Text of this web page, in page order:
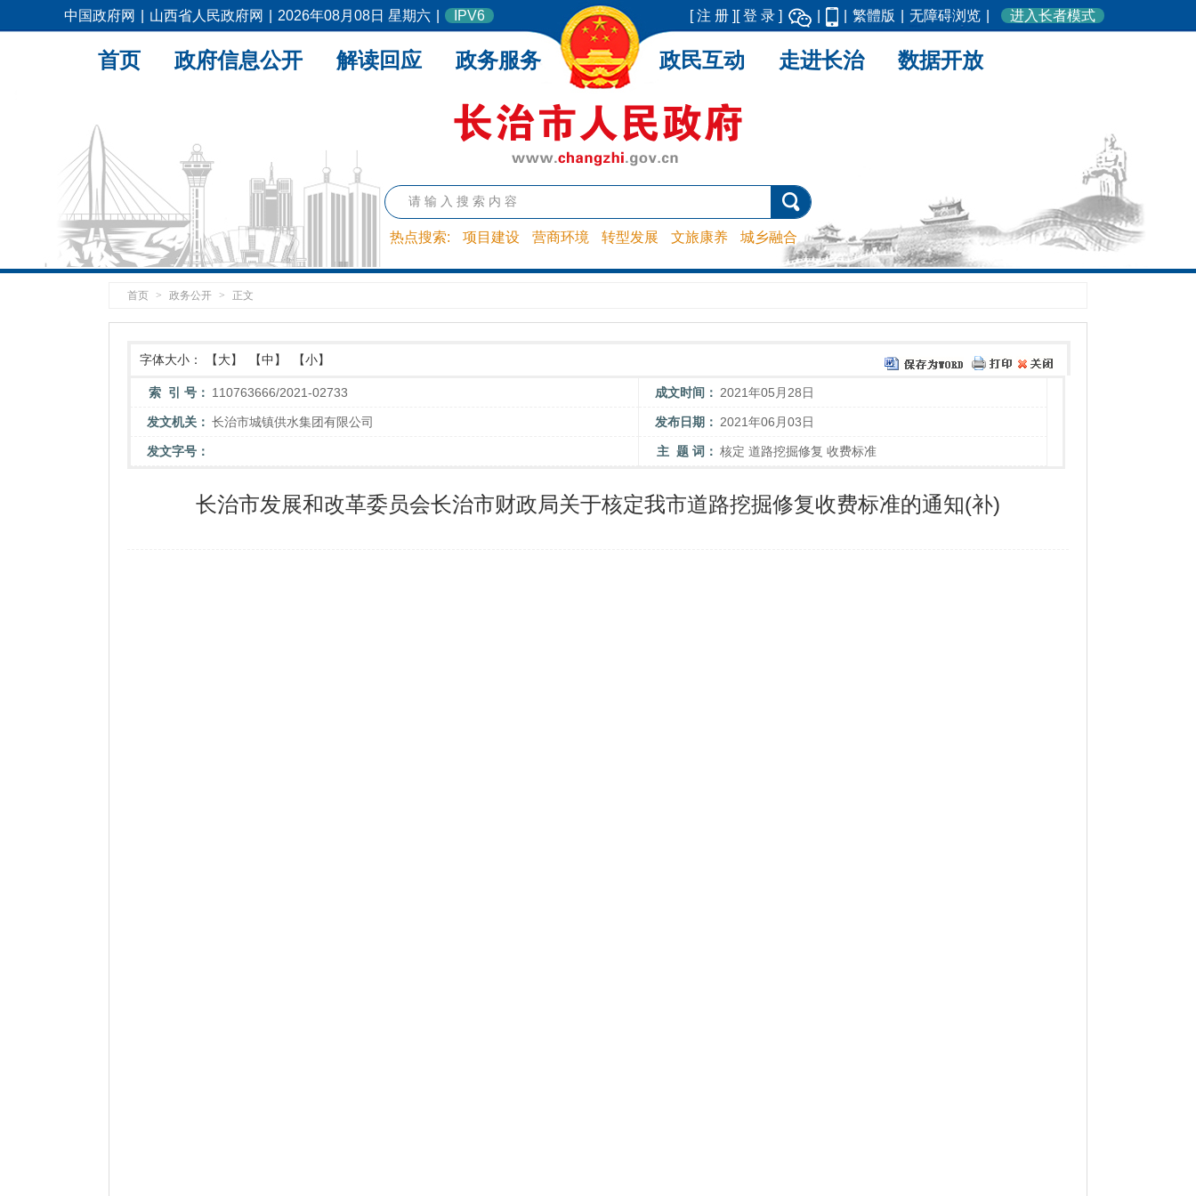
中国政府网 山西省人民政府网 2026年08月08日 星期六 IPV6 [ 登 录 ]
[ 注 册 ] 繁體版 无障碍浏览 进入长者模式
热点搜索: 项目建设 营商环境 转型发展 文旅康养 城乡融合
首页 政府信息公开 解读回应 政务服务 政民互动 走进长治 数据开放
首页 > 政务公开 > 正文
字体大小： 【大】 【中】 【小】
索 引 号： 110763666/2021-02733 成文时间： 2021年05月28日
发文机关： 长治市城镇供水集团有限公司 发布日期： 2021年06月03日
发文字号： 主 题 词： 核定 道路挖掘修复 收费标准
长治市发展和改革委员会长治市财政局关于核定我市道路挖掘修复收费标准的通知(补)